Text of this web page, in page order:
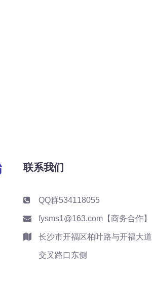
联系我们
QQ群534118055
fysms1@163.com【商务合作】
长沙市开福区柏叶路与开福大道
交叉路口东侧